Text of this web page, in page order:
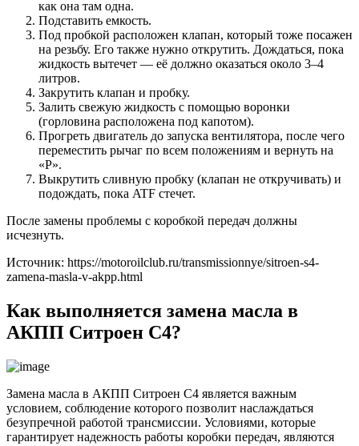
как она там одна.
Подставить емкость.
Под пробкой расположен клапан, который тоже посажен
на резьбу. Его также нужно открутить. Дождаться, пока
жидкость вытечет — её должно оказаться около 3–4
литров.
Закрутить клапан и пробку.
Залить свежую жидкость с помощью воронки
(горловина расположена под капотом).
Прогреть двигатель до запуска вентилятора, после чего
переместить рычаг по всем положениям и вернуть на
«Р».
Выкрутить сливную пробку (клапан не откручивать) и
подождать, пока ATF стечет.
После замены проблемы с коробкой передач должны
исчезнуть.
Источник: https://motoroilclub.ru/transmissionnye/sitroen-s4-
zamena-masla-v-akpp.html
Как выполняется замена масла в
АКПП Ситроен С4?
Замена масла в АКПП Ситроен С4 является важным
условием, соблюдение которого позволит наслаждаться
безупречной работой трансмиссии. Условиями, которые
гарантирует надежность работы коробки передач, являются